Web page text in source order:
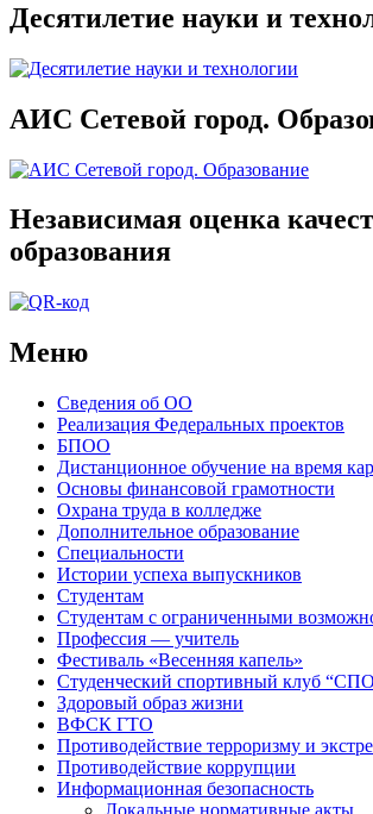
Десятилетие науки и
АИС Сетевой город.
Независимая оценка
образования
Меню
Сведения об ОО
Реализация Федеральных проектов
БПОО
Дистанционное обучение на время
Основы финансовой грамотности
Охрана труда в колледже
Дополнительное образование
Специальности
Истории успеха выпускников
Студентам
Студентам с ограниченными
Профессия — учитель
Фестиваль «Весенняя капель»
Студенческий спортивный клуб
Здоровый образ жизни
ВФСК ГТО
Противодействие терроризму и
Противодействие коррупции
Информационная безопасность